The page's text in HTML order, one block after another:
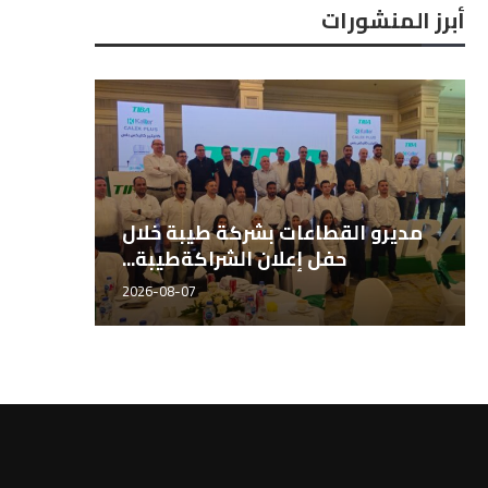
أبرز المنشورات
المهندس هاني الشيخ، مدير قطاع
الأسمدة طيبة للتجارة...
2026-08-07